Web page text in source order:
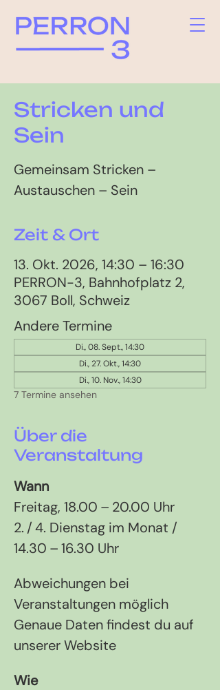
Stricken und
Sein
Gemeinsam Stricken –
Austauschen – Sein
Zeit & Ort
13. Okt. 2026, 14:30 – 16:30
PERRON-3, Bahnhofplatz 2,
3067 Boll, Schweiz
Andere Termine
Di., 08. Sept., 14:30
Di., 27. Okt., 14:30
Di., 10. Nov., 14:30
7 Termine ansehen
Über die
Veranstaltung
Wann
Freitag, 18.00 – 20.00 Uhr
2. / 4. Dienstag im Monat /
14.30 – 16.30 Uhr
Abweichungen bei
Veranstaltungen möglich
Genaue Daten findest du auf
unserer Website
Wie